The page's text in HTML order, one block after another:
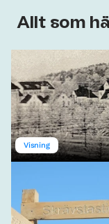
Allt som
Visning